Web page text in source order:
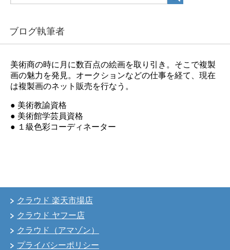
ブログ執筆者
美術商の時に月に数百点の絵画を取り引き。そこで複製
画の魅力を発見。オークションなどの仕事を経て、現在
は複製画のネット販売を行なう。
● 美術教諭資格
● 美術館学芸員資格
● １級色彩コーディネーター
クラウド 楽天市場店
クラウド ヤフー店
クラウド（アマゾン）
プライバシーポリシー